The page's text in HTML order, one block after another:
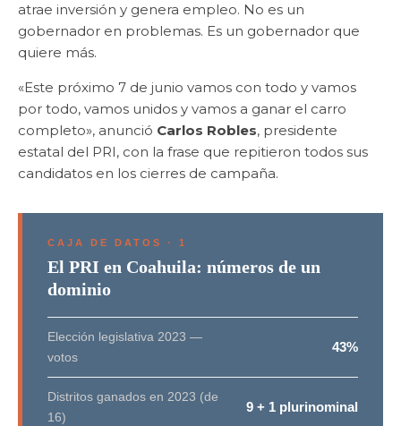
atrae inversión y genera empleo. No es un
gobernador en problemas. Es un gobernador que
quiere más.
«Este próximo 7 de junio vamos con todo y vamos
por todo, vamos unidos y vamos a ganar el carro
completo», anunció Carlos Robles, presidente
estatal del PRI, con la frase que repitieron todos sus
candidatos en los cierres de campaña.
CAJA DE DATOS · 1
El PRI en Coahuila: números de un
dominio
Elección legislativa 2023 —
votos
43%
Distritos ganados en 2023 (de
16)
9 + 1 plurinominal